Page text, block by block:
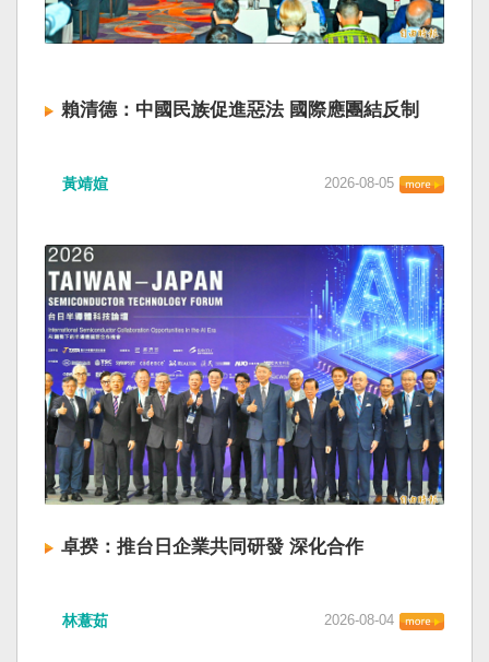
賴清德：中國民族促進惡法 國際應團結反制
黃靖媗 2026-08-05
卓揆：推台日企業共同研發 深化合作
林薏茹 2026-08-04